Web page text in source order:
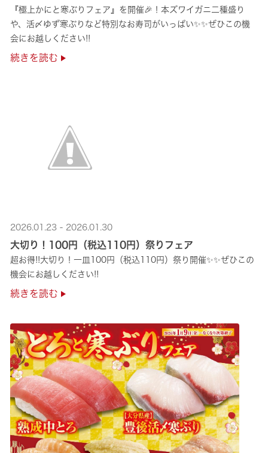
『極上かにと寒ぶりフェア』を開催🎉！本ズワイガニ二種盛り
や、活〆ゆず寒ぶりなど特別なお寿司がいっぱい✨✨ぜひこの機
会にお越しください!!
続きを読む
2026.01.23 - 2026.01.30
大切り！100円（税込110円）祭りフェア
超お得!!大切り！一皿100円（税込110円）祭り開催✨✨ぜひこの
機会にお越しください!!
続きを読む